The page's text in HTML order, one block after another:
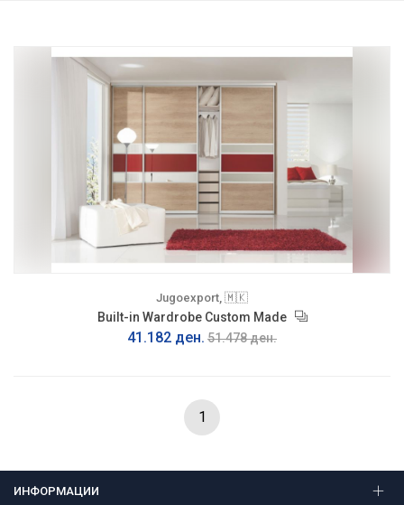
Jugoexport, 🇲🇰
Built-in Wardrobe Custom Made
41.182 ден. 51.478 ден.
1
ИНФОРМАЦИИ